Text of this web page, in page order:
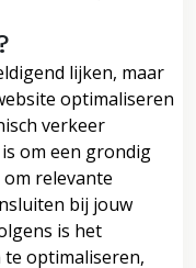
lijken, maar
optimaliseren
verkeer
om een grondig
relevante
bij jouw
is het
optimaliseren,